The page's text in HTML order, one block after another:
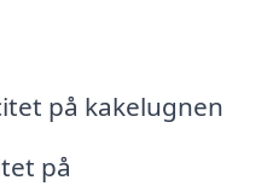
på kakelugnen
på